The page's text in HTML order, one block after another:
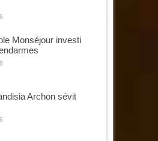
Monséjour investi
Archon sévit